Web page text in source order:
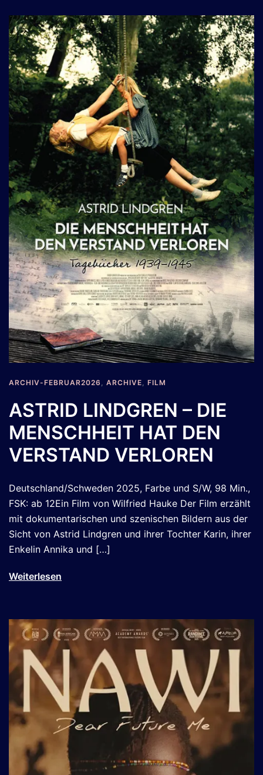
ARCHIV-FEBRUAR2026 , ARCHIVE, FILM
ASTRID LINDGREN – DIE
MENSCHHEIT HAT DEN
VERSTAND VERLOREN
Deutschland/Schweden 2025, Farbe und S/W, 98 Min.,
FSK: ab 12Ein Film von Wilfried Hauke Der Film erzählt
mit dokumentarischen und szenischen Bildern aus der
Sicht von Astrid Lindgren und ihrer Tochter Karin, ihrer
Enkelin Annika und […]
Weiterlesen